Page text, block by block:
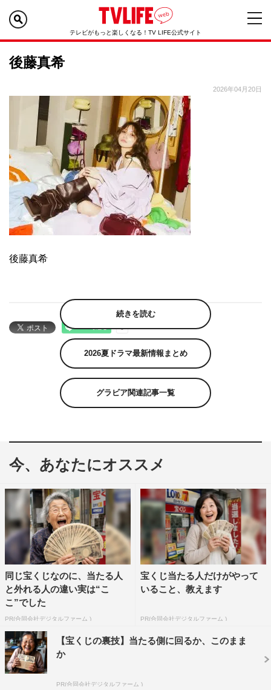
テレビがもっと楽しくなる！TV LIFE公式サイト
後藤真希
2026年04月20日
後藤真希
続きを読む
2026夏ドラマ最新情報まとめ
グラビア関連記事一覧
今、あなたにオススメ
同じ宝くじなのに、当たる人
と外れる人の違い実は“こ
こ”でした
PR(合同会社デジタルファーム )
宝くじ当たる人だけがやって
いること、教えます
PR(合同会社デジタルファーム )
【宝くじの裏技】当たる側に回るか、このまま
か
PR(合同会社デジタルファーム )